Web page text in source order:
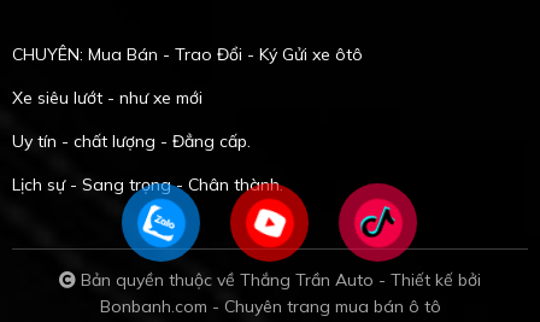
CHUYÊN: Mua Bán - Trao Đổi - Ký Gửi xe ôtô
Xe siêu lướt - như xe mới
Uy tín - chất lượng - Đẳng cấp.
Lịch sự - Sang trọng - Chân thành.
Bản quyền thuộc về Thắng Trần Auto - Thiết kế bởi
Bonbanh.com - Chuyên trang mua bán ô tô